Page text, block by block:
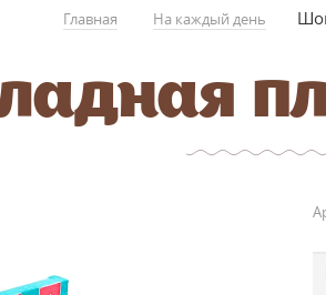
Главная На каждый день